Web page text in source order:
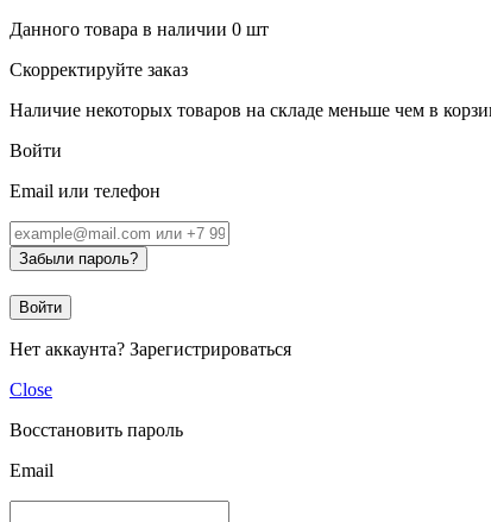
Данного товара в наличии 0 шт
Скорректируйте заказ
Наличие некоторых товаров на складе меньше чем в
Войти
Email или телефон
Забыли пароль?
Войти
Нет аккаунта? Зарегистрироваться
Close
Восстановить пароль
Email